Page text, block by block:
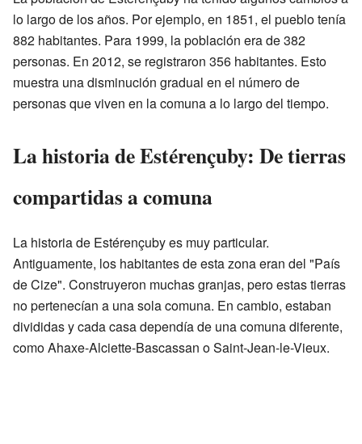
lo largo de los años. Por ejemplo, en 1851, el pueblo tenía
882 habitantes. Para 1999, la población era de 382
personas. En 2012, se registraron 356 habitantes. Esto
muestra una disminución gradual en el número de
personas que viven en la comuna a lo largo del tiempo.
La historia de Estérençuby: De tierras
compartidas a comuna
La historia de Estérençuby es muy particular.
Antiguamente, los habitantes de esta zona eran del "País
de Cize". Construyeron muchas granjas, pero estas tierras
no pertenecían a una sola comuna. En cambio, estaban
divididas y cada casa dependía de una comuna diferente,
como Ahaxe-Alciette-Bascassan o Saint-Jean-le-Vieux.